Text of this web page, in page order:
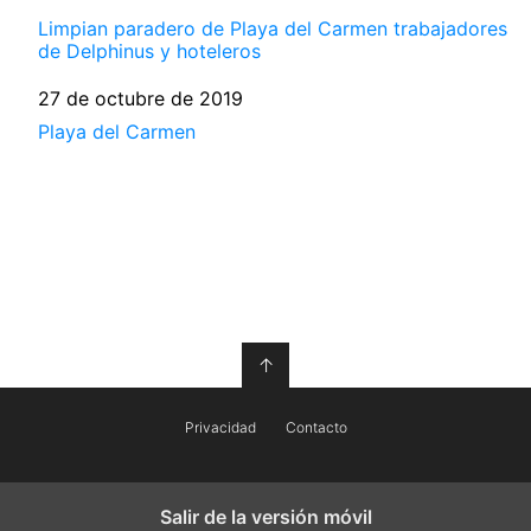
Limpian paradero de Playa del Carmen trabajadores
de Delphinus y hoteleros
Fecha
27 de octubre de 2019
Respecto a
Playa del Carmen
↑
Privacidad Contacto
Salir de la versión móvil